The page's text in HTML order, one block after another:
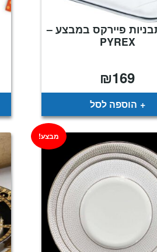
3 תבניות פיירקס במבצע –
PYREX
₪169
הוספה לסל
מבצע!